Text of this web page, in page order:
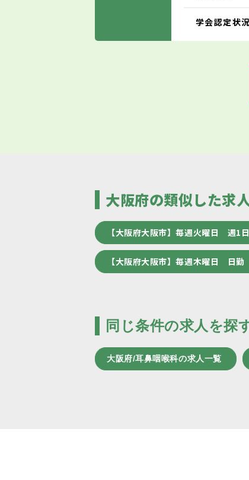
学会認定状況
大阪府の類似した求
【大阪府大阪市】毎週火曜日
【大阪府大阪市】毎週木曜日 日
同じ条件の求人を探
大阪府/耳鼻咽喉科の求人一覧